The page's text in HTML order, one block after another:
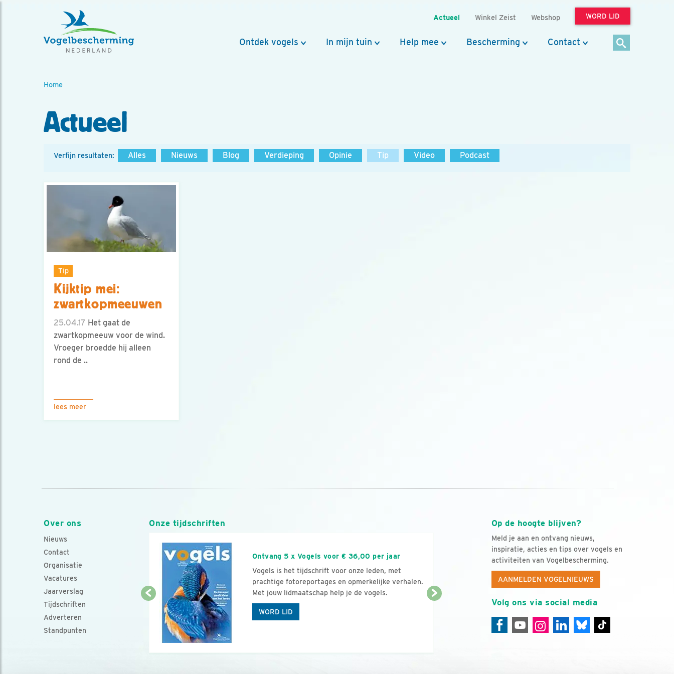
Actueel Winkel Zeist Webshop WORD LID
Ontdek vogels In mijn tuin Help mee Bescherming Contact
Home
Actueel
Verfijn resultaten: Alles Nieuws Blog Verdieping Opinie Tip Video Podcast
Tip
Kijktip mei:
zwartkopmeeuwen
25.04.17 Het gaat de
zwartkopmeeuw voor de wind.
Vroeger broedde hij alleen
rond de ..
lees meer
Over ons
Nieuws
Contact
Organisatie
Vacatures
Jaarverslag
Tijdschriften
Adverteren
Standpunten
Op de hoogte blijven?
Meld je aan en ontvang nieuws,
inspiratie, acties en tips over vogels en
activiteiten van Vogelbescherming.
AANMELDEN VOGELNIEUWS
Volg ons via social media
Onze tijdschriften
Ontvang 5 x Vogels voor € 36,00 per jaar
Vogels is het tijdschrift voor onze leden, met
prachtige fotoreportages en opmerkelijke verhalen.
Met jouw lidmaatschap help je de vogels.
WORD LID